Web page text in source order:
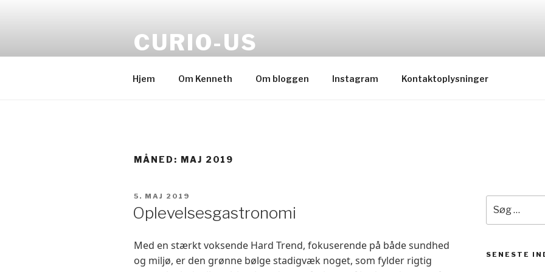
CURIO-US
Hjem Om Kenneth Om bloggen Instagram Kontaktoplysninger
MÅNED: MAJ 2019
UDGIVET
5. MAJ 2019
Oplevelsesgastronomi
Med en stærkt voksende Hard Trend, fokuserende på både sundhed
og miljø, er den grønne bølge stadigvæk noget, som fylder rigtig
efter:
SENESTE